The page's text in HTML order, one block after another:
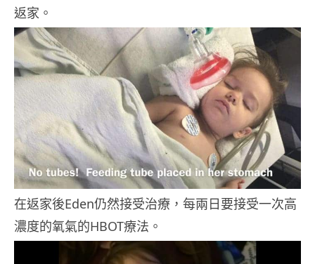
返家。
在返家後Eden仍然接受治療，每兩日要接受一次高
濃度的氧氣的HBOT療法。